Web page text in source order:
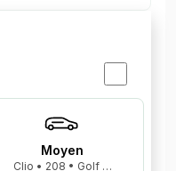
Moyen
Clio • 208 • Golf …